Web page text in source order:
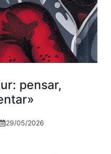
pensar,
29/05/2026